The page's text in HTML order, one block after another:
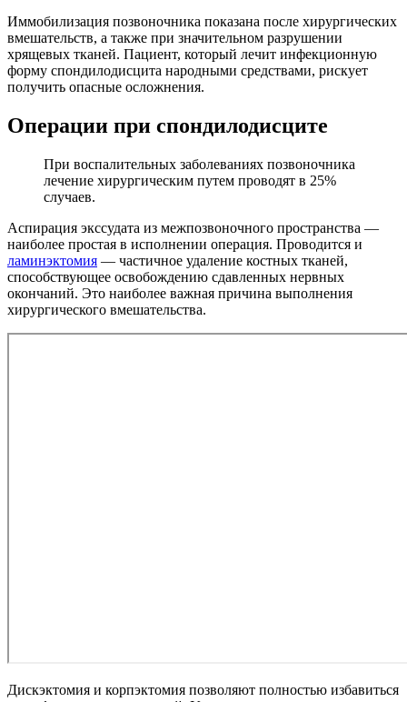
Иммобилизация позвоночника показана после хирургических
вмешательств, а также при значительном разрушении
хрящевых тканей. Пациент, который лечит инфекционную
форму спондилодисцита народными средствами, рискует
получить опасные осложнения.
Операции при спондилодисците
При воспалительных заболеваниях позвоночника
лечение хирургическим путем проводят в 25%
случаев.
Аспирация экссудата из межпозвоночного пространства —
наиболее простая в исполнении операция. Проводится и
ламинэктомия — частичное удаление костных тканей,
способствующее освобождению сдавленных нервных
окончаний. Это наиболее важная причина выполнения
хирургического вмешательства.
Дискэктомия и корпэктомия позволяют полностью избавиться